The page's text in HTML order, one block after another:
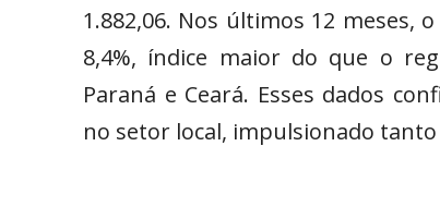
1.882,06. Nos últimos 12 meses,
8,4%, índice maior do que o
Paraná e Ceará. Esses dados
no setor local, impulsionado